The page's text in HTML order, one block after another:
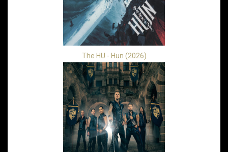
The HU - Hun (2026)